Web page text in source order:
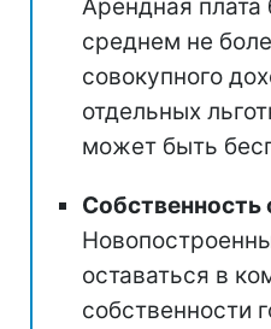
Арендная плата
среднем не
совокупного
отдельных
может быть
оставаться в
собственности